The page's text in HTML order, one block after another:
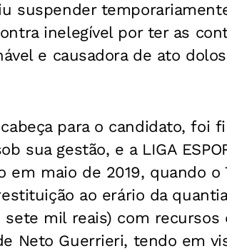
suspender
inelegível por ter as
e causadora de ato
para o candidato, foi
sua gestão, e a LIGA
em maio de 2019, quando o
ao erário da
sete mil reais) com recursos
Neto Guerrieri, tendo em